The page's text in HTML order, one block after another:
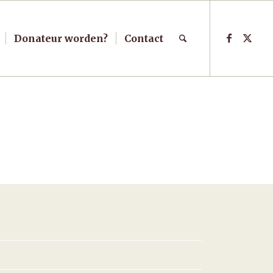
Donateur worden? Contact